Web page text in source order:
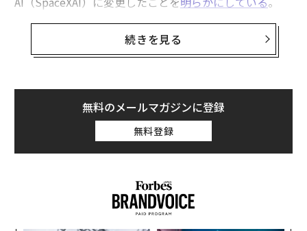
研究者のSeonghyeon GoとYumin Kimは、精度99.8％を
謳うDeezerのシステムが、楽曲のピッチをずらしたりノ
イズを加えたりすると脆弱になることを発見した。現代
古い二項対立を前提とした検出器をすり抜けるために、
AI生成曲にわざと人間によるマスタリングを施す者もい
る。以下に挙げる5つの兆候は出発点であって、より粒
1. 不自然に速く、不自然に大きい
によると、同社の「史上最強のモデ
ル」であるGrok 4.5は、7月8日に一般公開された。Grok
Buildは、SpaceXAIが提供するコーディングエージェン
トおよびCLIだ。Grok 4.5の発表では、ウェブ上の調査を
取り入れた複雑なExcelモデルの構築や、PowerPointの
ネイティブ図形を使った複雑な図表、Wordでは明快な
文章を書けるといった説明がなされている。
Cursorは、AIエージェントを使ってコードの作成、修
正、レビューを行えるAIコードエディターを指す。
続きを見る
無料のメールマガジンに登録
無料登録